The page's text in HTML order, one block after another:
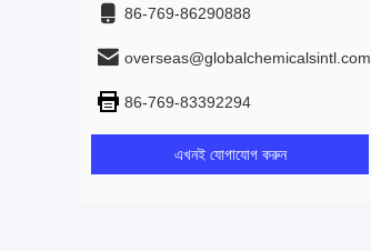
86-769-86290888
overseas@globalchemicalsintl.com
86-769-83392294
এখনই যোগাযোগ করুন